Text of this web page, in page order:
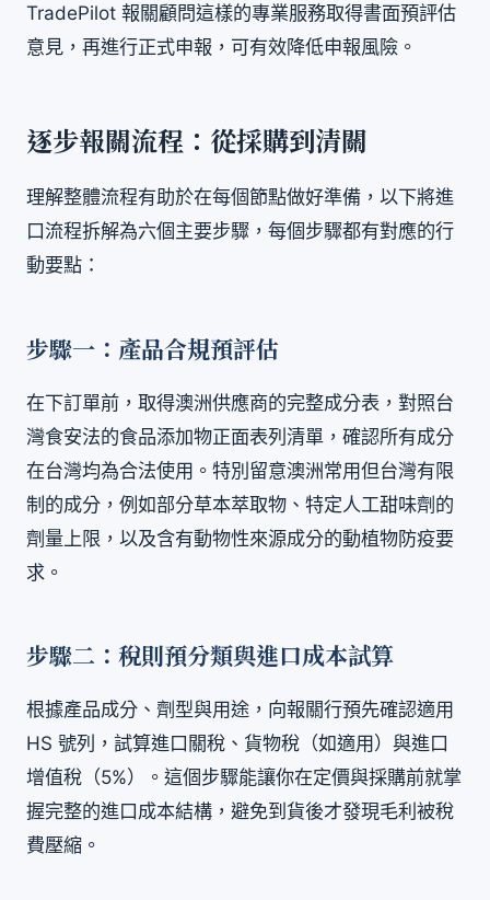
TradePilot 報關顧問這樣的專業服務取得書面預評估
意見，再進行正式申報，可有效降低申報風險。
逐步報關流程：從採購到清關
理解整體流程有助於在每個節點做好準備，以下將進
口流程拆解為六個主要步驟，每個步驟都有對應的行
動要點：
步驟一：產品合規預評估
在下訂單前，取得澳洲供應商的完整成分表，對照台
灣食安法的食品添加物正面表列清單，確認所有成分
在台灣均為合法使用。特別留意澳洲常用但台灣有限
制的成分，例如部分草本萃取物、特定人工甜味劑的
劑量上限，以及含有動物性來源成分的動植物防疫要
求。
步驟二：稅則預分類與進口成本試算
根據產品成分、劑型與用途，向報關行預先確認適用
HS 號列，試算進口關稅、貨物稅（如適用）與進口
增值稅（5%）。這個步驟能讓你在定價與採購前就掌
握完整的進口成本結構，避免到貨後才發現毛利被稅
費壓縮。